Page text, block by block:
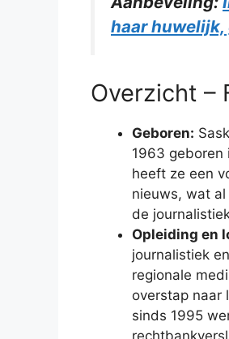
haar
Overzicht –
Geboren:
1963 geboren
heeft ze een
nieuws, wat
de
Opleiding en
journalistiek
regionale
overstap naar
sinds 1995